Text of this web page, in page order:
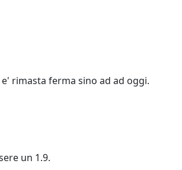
rimasta ferma sino ad ad oggi.
un 1.9.